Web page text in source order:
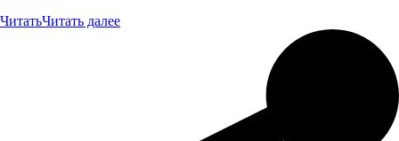
ЧитатьЧитать далее